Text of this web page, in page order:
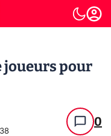
joueurs pour
0